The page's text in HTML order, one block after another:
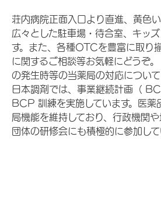
荘内病院正面入口より直進、黄色い
広々とした駐車場・待合室、キッ
す。また、各種OTCを豊富に取り
に関するご相談等お気軽にどうぞ
の発生時等の当薬局の対応について
日本調剤では、事業継続計画（
BCP 訓練を実施しています。医薬
局機能を維持しており、行政機関
団体の研修会にも積極的に参加して